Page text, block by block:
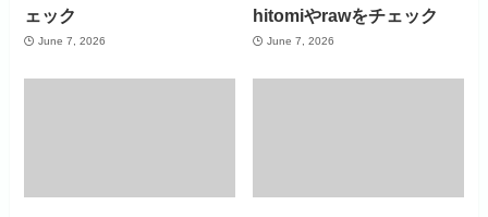
ェック
June 7, 2026
hitomiやrawをチェック
June 7, 2026